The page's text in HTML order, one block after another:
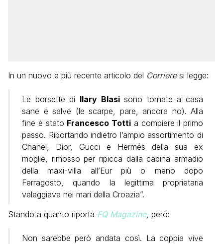
In un nuovo e più recente articolo del Corrieresi legge:
Le borsette di Ilary Blasisono tornate a casa
sane e salve (le scarpe, pare, ancora no). Alla
fine è stato Francesco Totti a compiere il primo
passo. Riportando indietro l’ampio assortimento di
Chanel, Dior, Gucci e Hermés della sua ex
moglie, rimosso per ripicca dalla cabina armadio
della maxi-villa all’Eur più o meno dopo
Ferragosto, quando la legittima proprietaria
veleggiava nei mari della Croazia”.
Stando a quanto riporta FQ Magazine, però:
Non sarebbe però andata così. La coppia vive